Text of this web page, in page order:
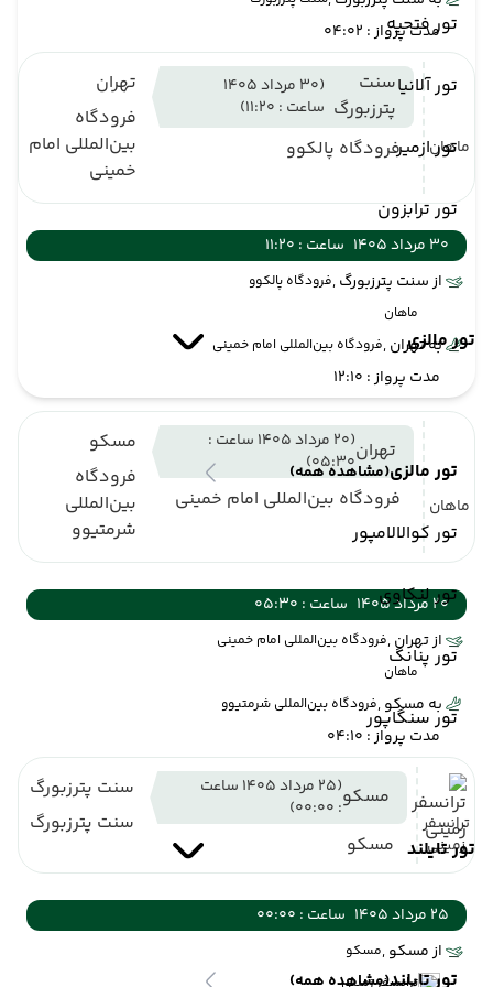
تور فتحیه
تور آلانیا
تور ازمیر
تور ترابزون
تور مالزی
تور مالزی(مشاهده همه)
تور کوالالامپور
تور لنکاوی
تور پنانگ
تور سنگاپور
تور تایلند
تور تایلند(مشاهده همه)
مدت پرواز : 04:02
ماهان
سنت
پترزبورگ
(30 مرداد 1405
ساعت : 11:20)
فرودگاه پالکوو
تهران
فرودگاه
بین‌المللی امام
خمینی
30 مرداد 1405
ساعت : 11:20
از سنت پترزبورگ ,فرودگاه پالکوو
ماهان
به تهران ,فرودگاه بین‌المللی امام خمینی
مدت پرواز : 12:10
ماهان
تهران
(20 مرداد 1405 ساعت :
05:30)
فرودگاه بین‌المللی امام خمینی
مسکو
فرودگاه
بین‌المللی
شرمتیوو
20 مرداد 1405
ساعت : 05:30
از تهران ,فرودگاه بین‌المللی امام خمینی
ماهان
به مسکو ,فرودگاه بین‌المللی شرمتیوو
مدت پرواز : 04:10
ترانسفر
زمینی
مسکو
(25 مرداد 1405 ساعت
: 00:00)
مسکو
سنت پترزبورگ
سنت پترزبورگ
25 مرداد 1405
ساعت : 00:00
از مسکو ,مسکو